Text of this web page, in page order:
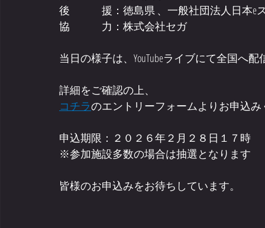
後　　　援：徳島県 、一般社団法人日本e
協　　　力：株式会社セガ
当日の様子は、YouTubeライブにて全国へ
詳細をご確認の上、
コチラのエントリーフォームよりお申込
申込期限：２０２６年２月２８日１７時
※参加施設多数の場合は抽選となります
皆様のお申込みをお待ちしています。